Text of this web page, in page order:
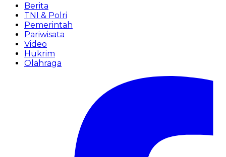
Berita
TNI & Polri
Pemerintah
Pariwisata
Video
Hukrim
Olahraga